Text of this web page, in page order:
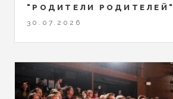
"РОДИТЕЛИ РОДИТЕЛЕЙ"
30.07.2026